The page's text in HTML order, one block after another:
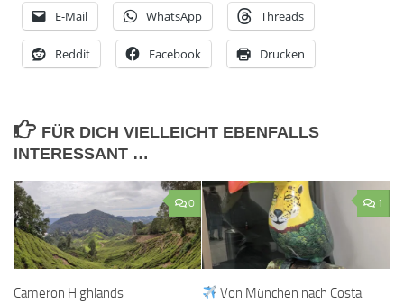
E-Mail WhatsApp Threads
Reddit Facebook Drucken
FÜR DICH VIELLEICHT EBENFALLS
INTERESSANT …
0
Cameron Highlands
1
Von München nach Costa